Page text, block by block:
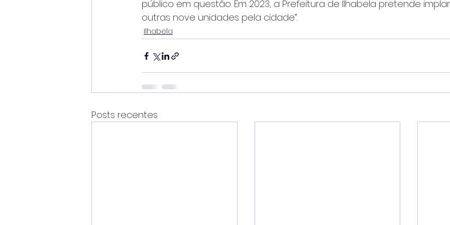
público em questão. Em 2023, a Prefeitura de Ilhabela pretende
outras nove unidades pela cidade”.
Ilhabela
Posts recentes